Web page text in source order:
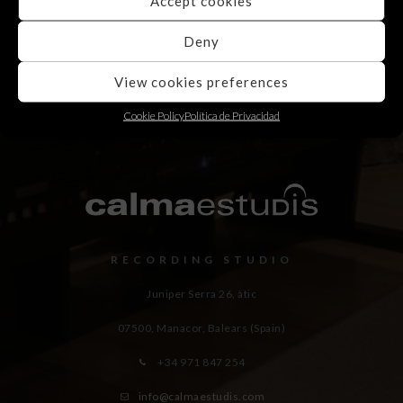
Deny
View cookies preferences
Cookie PolicyPolítica de Privacidad
RECORDING STUDIO
Juniper Serra 26, àtic
07500, Manacor, Balears (Spain)
+34 971 847 254
info@calmaestudis.com